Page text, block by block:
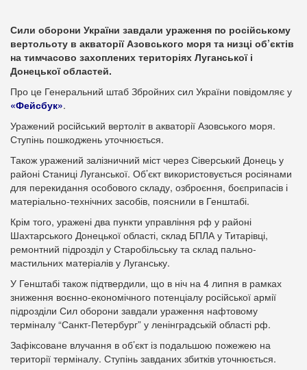
Сили оборони України завдали ураження по російському
вертольоту в акваторії Азовського моря та низці об’єктів
на тимчасово захоплених територіях Луганської і
Донецької областей.
Про це Генеральний штаб Збройних сил України повідомляє у
«Фейсбук».
Уражений російський вертоліт в акваторії Азовського моря.
Ступінь пошкоджень уточнюється.
Також уражений залізничний міст через Сіверський Донець у
районі Станиці Луганської. Об’єкт використовується росіянами
для перекидання особового складу, озброєння, боєприпасів і
матеріально-технічних засобів, пояснили в Генштабі.
Крім того, уражені два пункти управління рф у районі
Шахтарського Донецької області, склад БПЛА у Титарівці,
ремонтний підрозділ у Старобільську та склад пально-
мастильних матеріалів у Луганську.
У Генштабі також підтвердили, що в ніч на 4 липня в рамках
зниження воєнно-економічного потенціалу російської армії
підрозділи Сил оборони завдали ураження нафтовому
терміналу “Санкт-Петербург” у ленінградській області рф.
Зафіксоване влучання в об’єкт із подальшою пожежею на
території терміналу. Ступінь завданих збитків уточнюється.